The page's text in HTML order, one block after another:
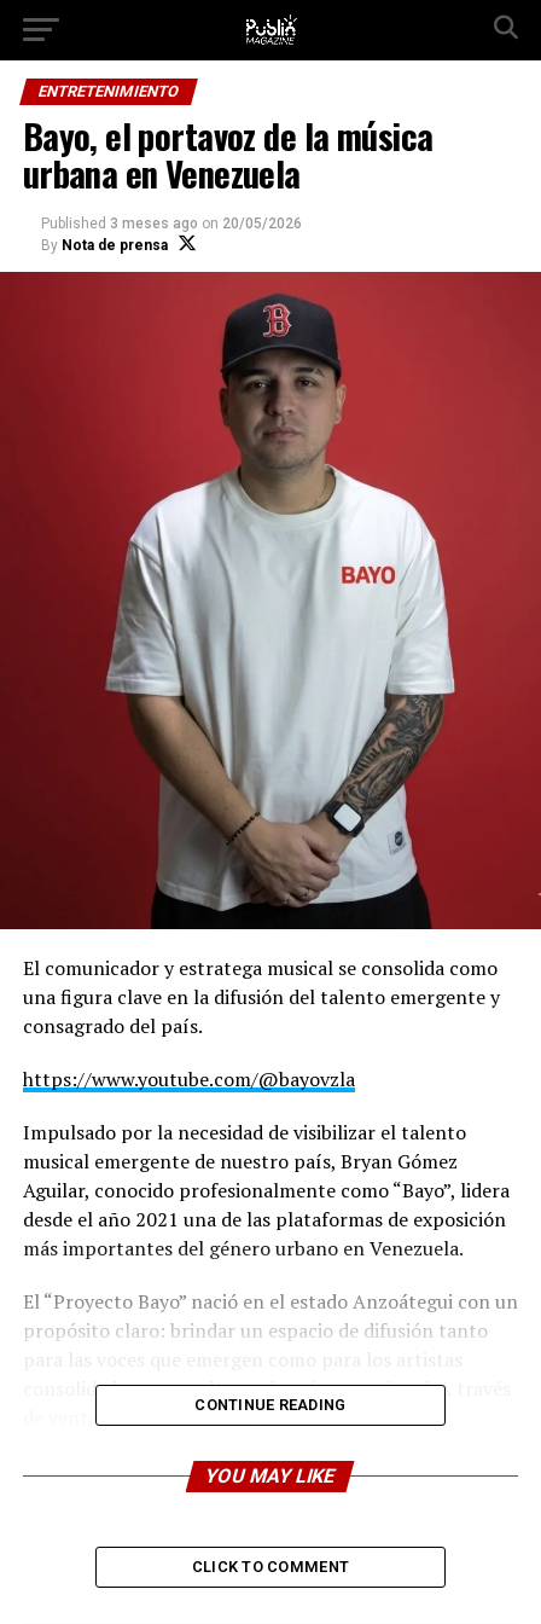
ENTRETENIMIENTO
Bayo, el portavoz de la música
urbana en Venezuela
Published 3 meses ago on 20/05/2026
By Nota de prensa
El comunicador y estratega musical se consolida como
una figura clave en la difusión del talento emergente y
consagrado del país.
https://www.youtube.com/@bayovzla
Impulsado por la necesidad de visibilizar el talento
musical emergente de nuestro país, Bryan Gómez
Aguilar, conocido profesionalmente como “Bayo”, lidera
desde el año 2021 una de las plataformas de exposición
más importantes del género urbano en Venezuela.
El “Proyecto Bayo” nació en el estado Anzoátegui con un
propósito claro: brindar un espacio de difusión tanto
consolidados que enaltecen la música nacional. A través
de ventanas de difusión digital y el desarrollo de
talentos mostrar propuestas innovadoras llenas de
mediante la profesionalización de una narrativa que
proyecte a los artistas más allá de las fronteras.
CONTINUE READING
YOU MAY LIKE
CLICK TO COMMENT
Ir a la versión móvil